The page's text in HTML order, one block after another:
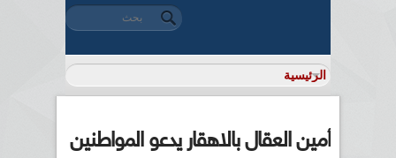
استمارة البحث
‏بحث ‏
أمين العقال بالاهقار يدعو المواطنين